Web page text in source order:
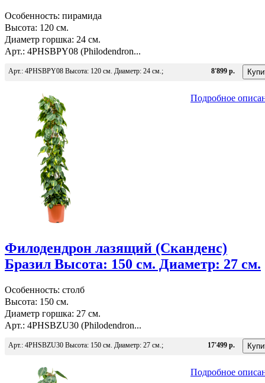
Особенность: пирамида
Высота: 120 см.
Диаметр горшка: 24 см.
Арт.: 4PHSBPY08 (Philodendron...
Арт.: 4PHSBPY08 Высота: 120 см. Диаметр: 24 см.; 8'899 р.
Подробное
Филодендрон лазящий (Сканденс)
Бразил Высота: 150 см. Диаметр: 27 см.
Особенность: столб
Высота: 150 см.
Диаметр горшка: 27 см.
Арт.: 4PHSBZU30 (Philodendron...
Арт.: 4PHSBZU30 Высота: 150 см. Диаметр: 27 см.; 17'499 р.
Подробное